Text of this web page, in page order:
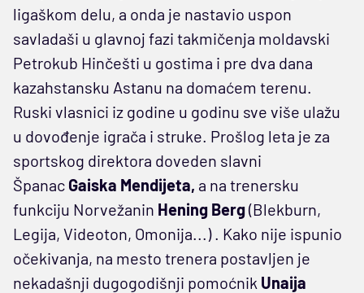
ligaškom delu, a onda je nastavio uspon
savladaši u glavnoj fazi takmičenja moldavski
Petrokub Hinčešti u gostima i pre dva dana
kazahstansku Astanu na domaćem terenu.
Ruski vlasnici iz godine u godinu sve više ulažu
u dovođenje igrača i struke. Prošlog leta je za
sportskog direktora doveden slavni
Španac Gaiska Mendijeta, a na trenersku
funkciju Norvežanin Hening Berg(Blekburn,
Legija, Videoton, Omonija...) . Kako nije ispunio
očekivanja, na mesto trenera postavljen je
nekadašnji dugogodišnji pomoćnik Unaija